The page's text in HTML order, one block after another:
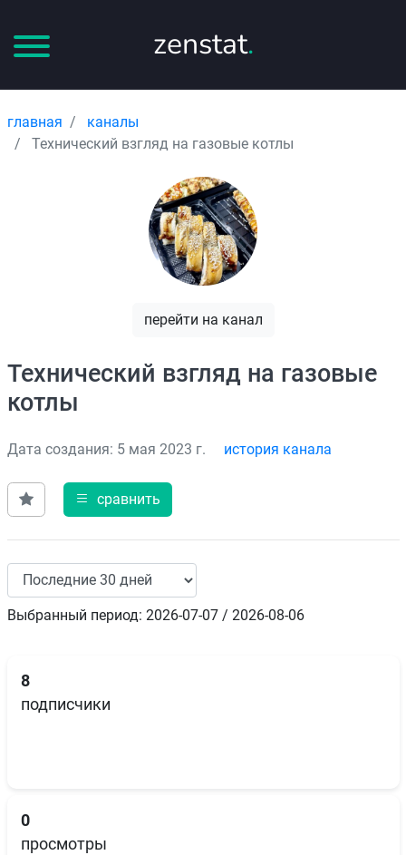
zenstat.
главная
каналы
Технический взгляд на газовые котлы
перейти на канал
Технический взгляд на газовые
котлы
Дата создания: 5 мая 2023 г. история канала
сравнить
Выбранный период: 2026-07-07 / 2026-08-06
8
подписчики
0
просмотры